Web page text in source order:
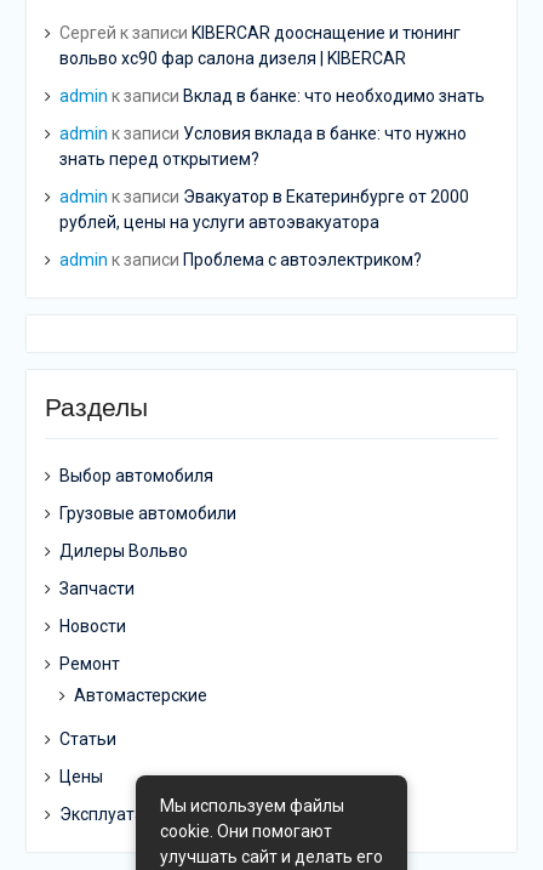
Сергей к записи KIBERCAR дооснащение и тюнинг
вольво хс90 фар салона дизеля | KIBERCAR
admin к записи Вклад в банке: что необходимо знать
admin к записи Условия вклада в банке: что нужно
знать перед открытием?
admin к записи Эвакуатор в Екатеринбурге от 2000
рублей, цены на услуги автоэвакуатора
admin к записи Проблема с автоэлектриком?
Разделы
Выбор автомобиля
Грузовые автомобили
Дилеры Вольво
Запчасти
Новости
Ремонт
Автомастерские
Статьи
Цены
ЭксплуатацияМы используем файлы
cookie. Они помогают
улучшать сайт и делать его